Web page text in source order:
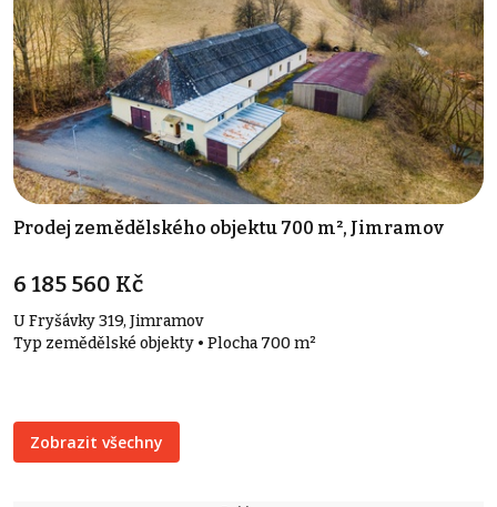
Prodej zemědělského objektu 700 m², Jimramov
6 185 560 Kč
U Fryšávky 319, Jimramov
Typ zemědělské objekty • Plocha 700 m²
Zobrazit všechny